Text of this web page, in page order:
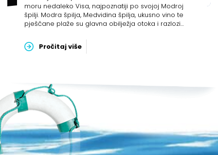
moru nedaleko Visa, najpoznatiji po svojoj Modroj
špilji. Modra špilja, Medvidina špilja, ukusno vino te
pješčane plaže su glavna obilježja otoka i razlozi
Pročitaj više